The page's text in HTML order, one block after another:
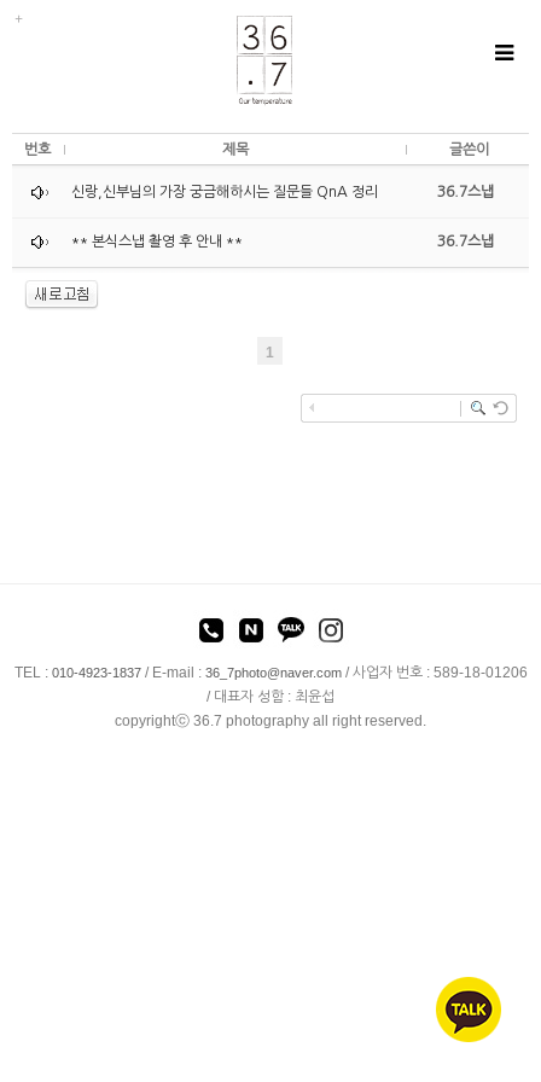
번호 제목 글쓴이
신랑,신부님의 가장 궁금해하시는 질문들 QnA 정리 36.7스냅
** 본식스냅 촬영 후 안내 ** 36.7스냅
1
TEL : 010-4923-1837/ E-mail : 36_7photo@naver.com/ 사업자 번호 : 589-18-01206
/ 대표자 성함 : 최윤섭
copyrightⓒ 36.7 photography all right reserved.